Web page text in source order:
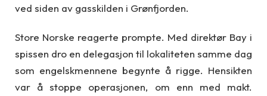
ved siden av gasskilden i Grønfjorden.
Store Norske reagerte prompte. Med direktør Bay i
spissen dro en delegasjon til lokaliteten samme dag
som engelskmennene begynte å rigge. Hensikten
var å stoppe operasjonen, om enn med makt.